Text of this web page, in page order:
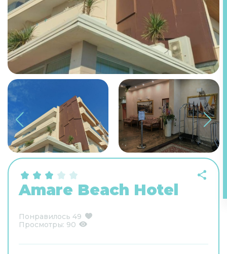
Amare Beach Hotel
Понравилось 49
Просмотры: 90